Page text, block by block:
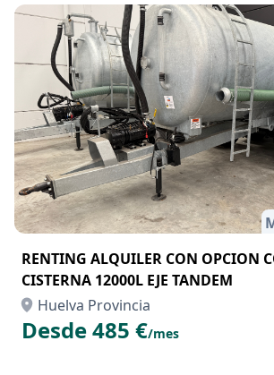
RENTING ALQUILER CON OPCION
CISTERNA 12000L EJE TANDEM
Huelva Provincia
Desde 485 €/mes